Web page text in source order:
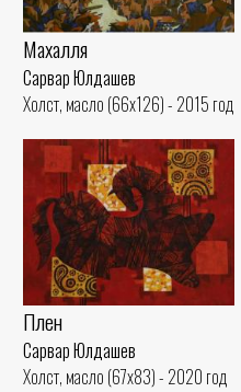
Махалля
Сарвар Юлдашев
Холст, масло (66x126) - 2015 год
Плен
Сарвар Юлдашев
Холст, масло (67x83) - 2020 год